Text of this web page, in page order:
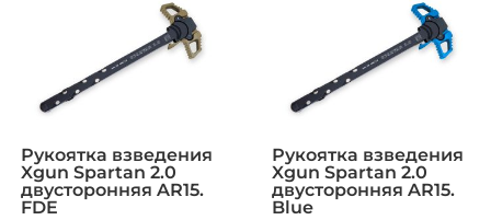
Рукоятка взведения
Xgun Spartan 2.0
двусторонняя AR15.
FDE
Рукоятка взведения
Xgun Spartan 2.0
двусторонняя AR15.
Blue